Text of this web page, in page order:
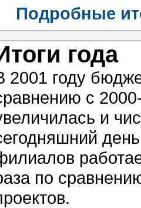
Подробные
года
2001 году
с
и
по